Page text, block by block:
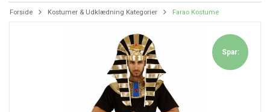
Forside Kostumer & Udklædning Kategorier Farao Kostume
Spar: